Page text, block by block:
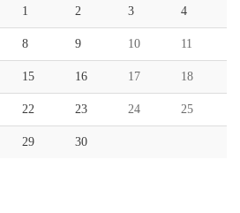
1 2 3 4
8 9 10 11
15 16 17 18
22 23 24 25
29 30